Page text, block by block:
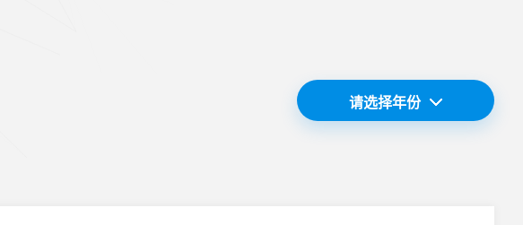
请选择年份